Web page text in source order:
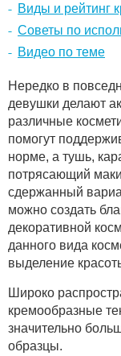
Виды и рейтинг
Советы по
Видео по теме
Нередко в
девушки делают
различные
помогут
норме, а тушь,
потрясающий
сдержанный
можно создать
декоративной
данного вида
выделение
Широко
кремообразные
значительно
образцы.